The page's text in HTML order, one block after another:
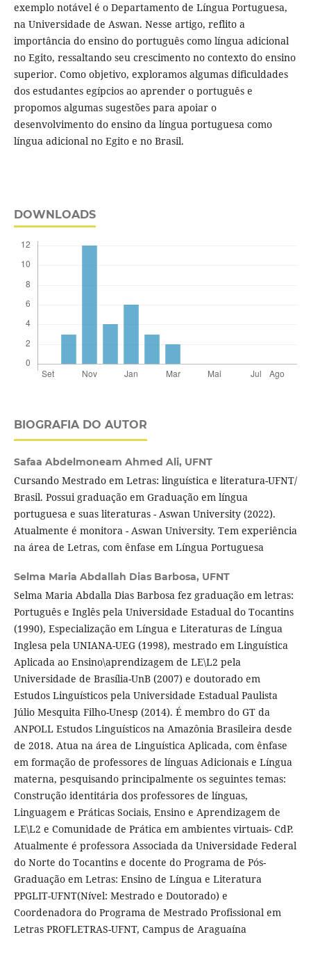
exemplo notável é o Departamento de Língua Portuguesa,
na Universidade de Aswan. Nesse artigo, reflito a
importância do ensino do português como língua adicional
no Egito, ressaltando seu crescimento no contexto do ensino
superior. Como objetivo, exploramos algumas dificuldades
dos estudantes egípcios ao aprender o português e
propomos algumas sugestões para apoiar o
desenvolvimento do ensino da língua portuguesa como
língua adicional no Egito e no Brasil.
DOWNLOADS
BIOGRAFIA DO AUTOR
Safaa Abdelmoneam Ahmed Ali, UFNT
Cursando Mestrado em Letras: linguística e literatura-UFNT/
Brasil. Possui graduação em Graduação em língua
portuguesa e suas literaturas - Aswan University (2022).
Atualmente é monitora - Aswan University. Tem experiência
na área de Letras, com ênfase em Língua Portuguesa
Selma Maria Abdallah Dias Barbosa, UFNT
Selma Maria Abdalla Dias Barbosa fez graduação em letras:
Português e Inglês pela Universidade Estadual do Tocantins
(1990), Especialização em Língua e Literaturas de Língua
Inglesa pela UNIANA-UEG (1998), mestrado em Linguística
Aplicada ao Ensino\aprendizagem de LE\L2 pela
Universidade de Brasília-UnB (2007) e doutorado em
Estudos Linguísticos pela Universidade Estadual Paulista
Júlio Mesquita Filho-Unesp (2014). É membro do GT da
ANPOLL Estudos Linguísticos na Amazônia Brasileira desde
de 2018. Atua na área de Linguística Aplicada, com ênfase
em formação de professores de línguas Adicionais e Língua
materna, pesquisando principalmente os seguintes temas:
Construção identitária dos professores de línguas,
Linguagem e Práticas Sociais, Ensino e Aprendizagem de
LE\L2 e Comunidade de Prática em ambientes virtuais- CdP.
Atualmente é professora Associada da Universidade Federal
do Norte do Tocantins e docente do Programa de Pós-
Graduação em Letras: Ensino de Língua e Literatura
PPGLIT-UFNT(Nível: Mestrado e Doutorado) e
Coordenadora do Programa de Mestrado Profissional em
Letras PROFLETRAS-UFNT, Campus de Araguaína